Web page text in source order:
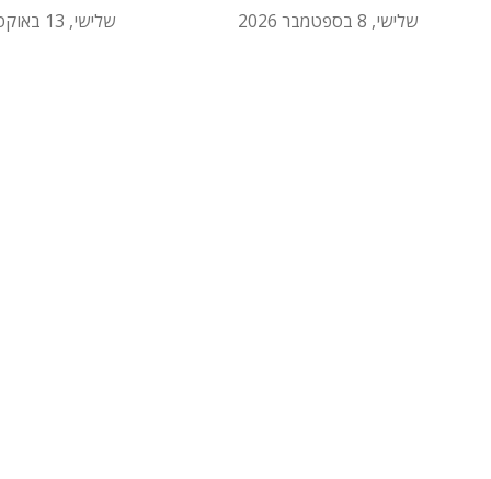
שלישי, 8 בספטמבר 2026 שלישי, 13 באוקטובר 2026